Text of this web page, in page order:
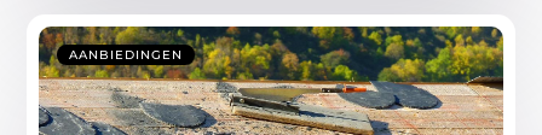
AANBIEDINGEN